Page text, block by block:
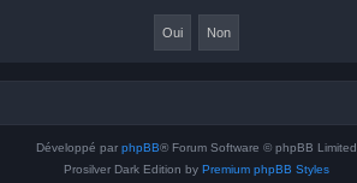
Développé par phpBB® Forum Software © phpBB Limited
Prosilver Dark Edition by Premium phpBB Styles